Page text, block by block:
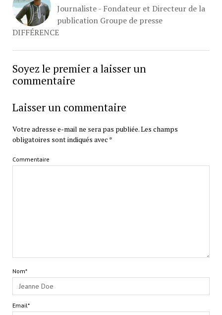
Journaliste - Fondateur et Directeur de la
publication Groupe de presse
DIFFÉRENCE
Soyez le premier a laisser un
commentaire
Laisser un commentaire
Votre adresse e-mail ne sera pas publiée.Les champs
obligatoires sont indiqués avec *
Commentaire
Nom*
Email*